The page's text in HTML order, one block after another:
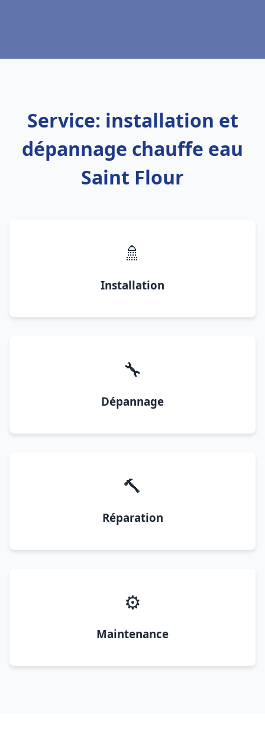
Service: installation et
dépannage chauffe eau
Saint Flour
🚿
Installation
🔧
Dépannage
🔨
Réparation
⚙️
Maintenance